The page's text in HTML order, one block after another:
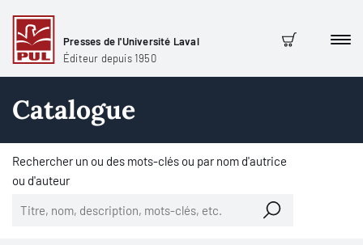
Presses de l'Université Laval
Éditeur depuis 1950
Panier
Catalogue
Rechercher un ou des mots-clés ou par nom d'autrice
ou d'auteur